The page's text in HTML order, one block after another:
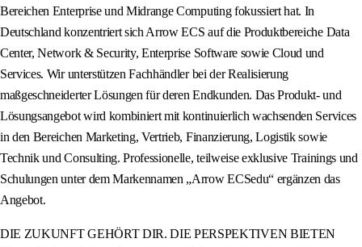
Bereichen Enterprise und Midrange Computing fokussiert hat. In
Deutschland konzentriert sich Arrow ECS auf die Produktbereiche Data
Center, Network & Security, Enterprise Software sowie Cloud und
Services. Wir unterstützen Fachhändler bei der Realisierung
maßgeschneiderter Lösungen für deren Endkunden. Das Produkt- und
Lösungsangebot wird kombiniert mit kontinuierlich wachsenden Services
in den Bereichen Marketing, Vertrieb, Finanzierung, Logistik sowie
Technik und Consulting. Professionelle, teilweise exklusive Trainings und
Schulungen unter dem Markennamen „Arrow ECSedu“ ergänzen das
Angebot.
DIE ZUKUNFT GEHÖRT DIR. DIE PERSPEKTIVEN BIETEN